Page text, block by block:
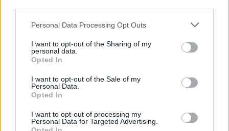
Please note that this website/app uses one or more Google
not limited to your visit or usage behaviour. You may click to
grant or deny consent to Google and its third-party tags to
use your data for below specified purposes in below Google
consent section.
Personal Data Processing Opt Outs
I want to opt-out of the Sharing of my
personal data.
Opted In
I want to opt-out of the Sale of my
Personal Data.
Opted In
I want to opt-out of processing my
Personal Data for Targeted Advertising.